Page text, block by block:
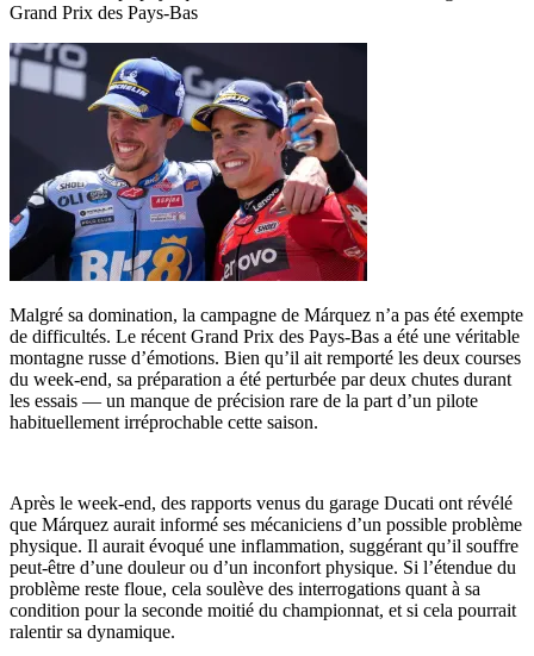
Grand Prix des Pays-Bas
Malgré sa domination, la campagne de Márquez n’a pas été exempte
de difficultés. Le récent Grand Prix des Pays-Bas a été une véritable
montagne russe d’émotions. Bien qu’il ait remporté les deux courses
du week-end, sa préparation a été perturbée par deux chutes durant
les essais — un manque de précision rare de la part d’un pilote
habituellement irréprochable cette saison.
Après le week-end, des rapports venus du garage Ducati ont révélé
que Márquez aurait informé ses mécaniciens d’un possible problème
physique. Il aurait évoqué une inflammation, suggérant qu’il souffre
peut-être d’une douleur ou d’un inconfort physique. Si l’étendue du
problème reste floue, cela soulève des interrogations quant à sa
condition pour la seconde moitié du championnat, et si cela pourrait
ralentir sa dynamique.